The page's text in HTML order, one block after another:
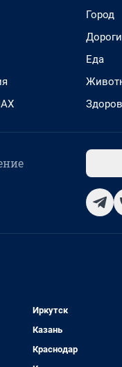
Город
Еда
Иркутск
Казань
Краснодар